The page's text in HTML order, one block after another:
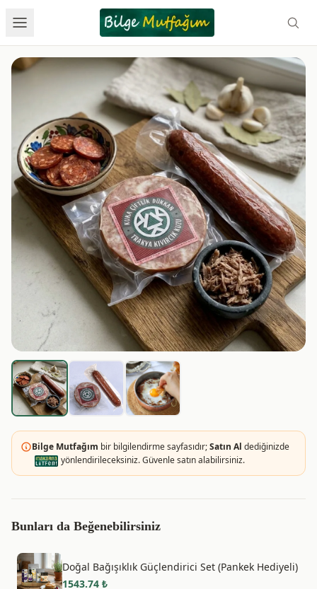
Bilge Mutfağım bir bilgilendirme sayfasıdır;Satın Al dediğinizde
yönlendirileceksiniz. Güvenle satın alabilirsiniz.
Bunları da Beğenebilirsiniz
Doğal Bağışıklık Güçlendirici Set (Pankek Hediyeli)
1543.74 ₺